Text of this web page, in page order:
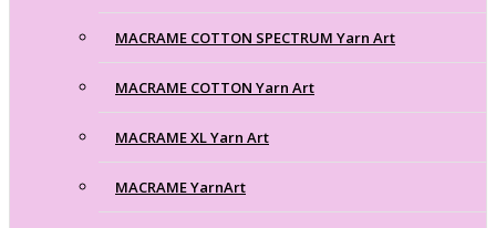
MACRAME COTTON SPECTRUM Yarn Art
MACRAME COTTON Yarn Art
MACRAME XL Yarn Art
MACRAME YarnArt